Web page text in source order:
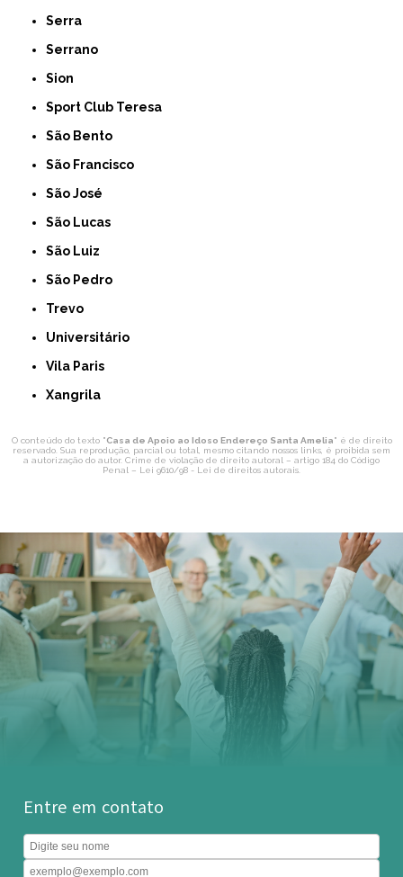
Serra
Serrano
Sion
Sport Club Teresa
São Bento
São Francisco
São José
São Lucas
São Luiz
São Pedro
Trevo
Universitário
Vila Paris
Xangrila
O conteúdo do texto "Casa de Apoio ao Idoso Endereço Santa Amelia" é de direito
reservado. Sua reprodução, parcial ou total, mesmo citando nossos links, é proibida sem
a autorização do autor. Crime de violação de direito autoral – artigo 184 do Código
Penal – Lei 9610/98 - Lei de direitos autorais
Entre em contato